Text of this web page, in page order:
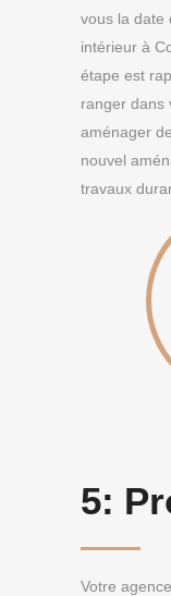
vous la date
intérieur à
étape est
ranger dans
aménager
nouvel
travaux
5:
Votre